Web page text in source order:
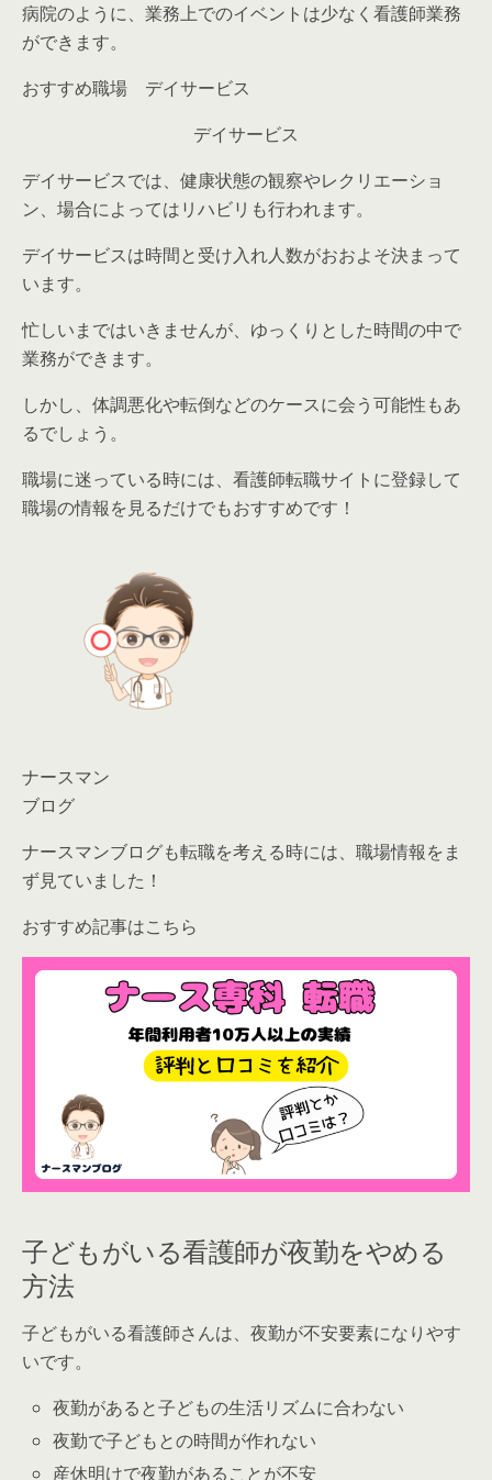
病院のように、業務上でのイベントは少なく看護師業務
ができます。
おすすめ職場 デイサービス
デイサービス
デイサービスでは、健康状態の観察やレクリエーショ
ン、場合によってはリハビリも行われます。
デイサービスは時間と受け入れ人数がおおよそ決まって
います。
忙しいまではいきませんが、ゆっくりとした時間の中で
業務ができます。
しかし、体調悪化や転倒などのケースに会う可能性もあ
るでしょう。
職場に迷っている時には、看護師転職サイトに登録して
職場の情報を見るだけでもおすすめです！
ナースマン
ブログ
ナースマンブログも転職を考える時には、職場情報をま
ず見ていました！
おすすめ記事はこちら
子どもがいる看護師が夜勤をやめる
方法
子どもがいる看護師さんは、夜勤が不安要素になりやす
いです。
夜勤があると子どもの生活リズムに合わない
夜勤で子どもとの時間が作れない
産休明けで夜勤があることが不安